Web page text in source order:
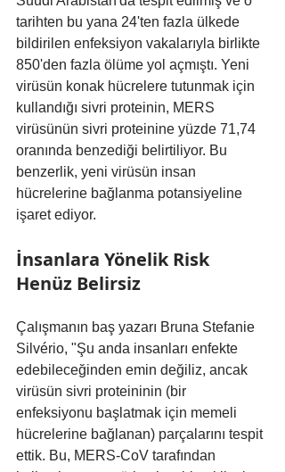
tarihten bu yana 24'ten fazla ülkede
bildirilen enfeksiyon vakalarıyla birlikte
850'den fazla ölüme yol açmıştı. Yeni
virüsün konak hücrelere tutunmak için
kullandığı sivri proteinin, MERS
virüsünün sivri proteinine yüzde 71,74
oranında benzediği belirtiliyor. Bu
benzerlik, yeni virüsün insan
hücrelerine bağlanma potansiyeline
işaret ediyor.
İnsanlara Yönelik Risk
Henüz Belirsiz
Çalışmanın baş yazarı Bruna Stefanie
Silvério, "Şu anda insanları enfekte
edebileceğinden emin değiliz, ancak
virüsün sivri proteininin (bir
enfeksiyonu başlatmak için memeli
hücrelerine bağlanan) parçalarını tespit
ettik. Bu, MERS-CoV tarafından